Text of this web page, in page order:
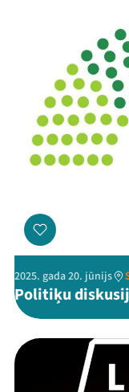
Threads
2025. gada 20. jūnijs
Politiķu